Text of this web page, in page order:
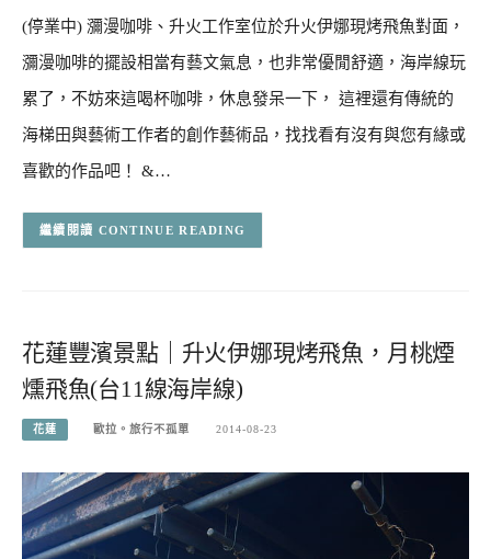
(停業中) 瀰漫咖啡、升火工作室位於升火伊娜現烤飛魚對面，
瀰漫咖啡的擺設相當有藝文氣息，也非常優閒舒適，海岸線玩
累了，不妨來這喝杯咖啡，休息發呆一下， 這裡還有傳統的
海梯田與藝術工作者的創作藝術品，找找看有沒有與您有緣或
喜歡的作品吧！ &…
CONTINUE READING
花蓮豐濱景點｜升火伊娜現烤飛魚，月桃煙
燻飛魚(台11線海岸線)
花蓮 歐拉。旅行不孤單 2014-08-23